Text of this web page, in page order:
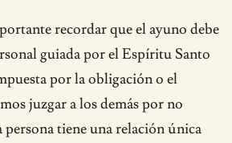
recordar que el ayuno debe
guiada por el Espíritu Santo
por la obligación o el
juzgar a los demás por no
persona tiene una relación única